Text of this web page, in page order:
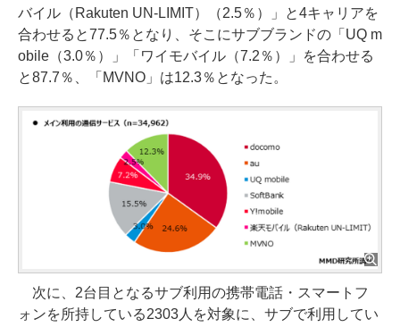
バイル（Rakuten UN-LIMIT）（2.5％）」と4キャリアを
合わせると77.5％となり、そこにサブブランドの「UQ m
obile（3.0％）」「ワイモバイル（7.2％）」を合わせる
と87.7％、「MVNO」は12.3％となった。
次に、2台目となるサブ利用の携帯電話・スマートフ
ォンを所持している2303人を対象に、サブで利用してい